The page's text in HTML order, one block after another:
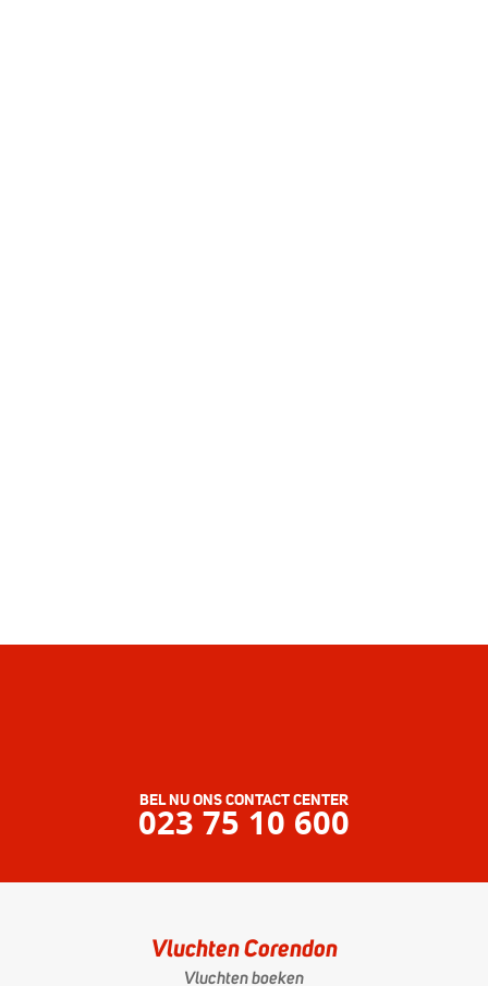
BEL NU ONS CONTACT CENTER
023 75 10 600
Vluchten Corendon
Vluchten boeken